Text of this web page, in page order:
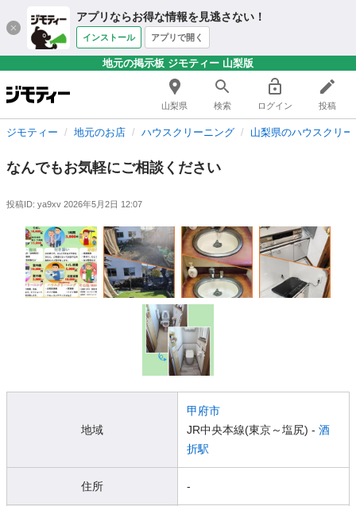
アプリならお得な情報を見逃さない！
インストール アプリで開く
地元の掲示板 ジモティー 山梨版
山梨県 検索 ログイン 投稿
ジモティー 地元のお店 ハウスクリーニング 山梨県のハウスクリ
なんでもお気軽にご相談ください
投稿ID: ya9xv 2026年5月2日 12:07
地域
甲府市
JR中央本線(東京～塩尻) - 酒
折駅
住所 -